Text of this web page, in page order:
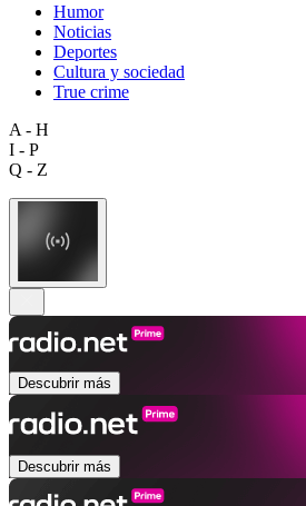
Humor
Noticias
Deportes
Cultura y sociedad
True crime
A - H
I - P
Q - Z
Descubrir más
Descubrir más